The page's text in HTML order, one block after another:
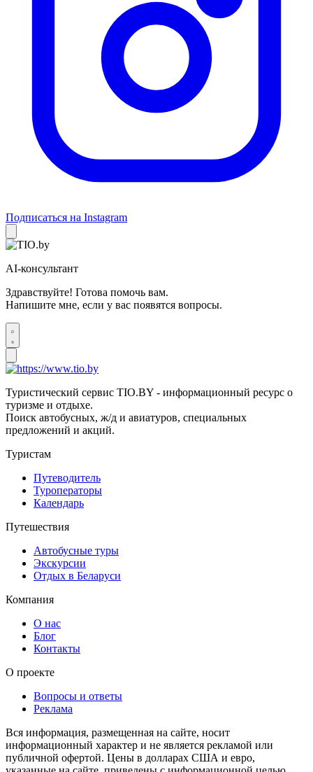
Подписаться на Instagram
AI-консультант
Здравствуйте! Готова помочь вам.
Напишите мне, если у вас появятся вопросы.
Туристический сервис TIO.BY - информационный ресурс о
туризме и отдыхе.
Поиск автобусных, ж/д и авиатуров, специальных
предложений и акций.
Туристам
Путеводитель
Туроператоры
Календарь
Путешествия
Автобусные туры
Экскурсии
Отдых в Беларуси
Компания
О нас
Блог
Контакты
О проекте
Вопросы и ответы
Реклама
Вся информация, размещенная на сайте, носит
информационный характер и не является рекламой или
публичной офертой. Цены в долларах США и евро,